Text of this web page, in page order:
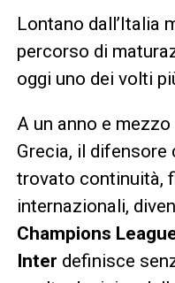
Lontano dall’Italia
percorso di
oggi uno dei volti
A un anno e
Grecia, il
trovato continuità,
internazionali,
Champions
Inter definisce